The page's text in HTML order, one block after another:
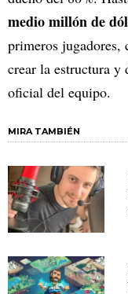
medio millón de
primeros jugadores,
crear la estructura y
oficial del equipo.
MIRA TAMBIÉN